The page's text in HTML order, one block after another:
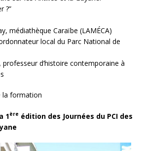
?”
médiathèque Caraïbe (LAMÉCA)
local du Parc National de
professeur d’histoire contemporaine à
la formation
1ère édition des Journées du PCI des